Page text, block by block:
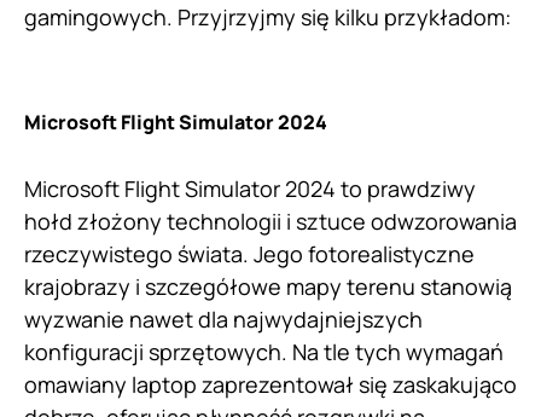
gamingowych. Przyjrzyjmy się kilku przykładom:
Microsoft Flight Simulator 2024
Microsoft Flight Simulator 2024 to prawdziwy
hołd złożony technologii i sztuce odwzorowania
rzeczywistego świata. Jego fotorealistyczne
krajobrazy i szczegółowe mapy terenu stanowią
wyzwanie nawet dla najwydajniejszych
konfiguracji sprzętowych. Na tle tych wymagań
omawiany laptop zaprezentował się zaskakująco